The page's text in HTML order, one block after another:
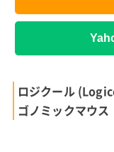
ロジクール
ゴノミックマウス